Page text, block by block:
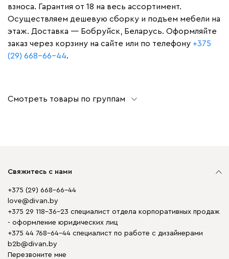
взноса. Гарантия от 18 на весь ассортимент.
Осуществляем дешевую сборку и подъем мебели на
этаж. Доставка — Бобруйск, Беларусь. Оформляйте
заказ через корзину на сайте или по телефону +375
(29) 668-66-44.
Смотреть товары по группам
Свяжитесь с нами
+375 (29) 668-66-44
love@divan.by
+375 29 118-36-23 специалист отдела корпоративных продаж
- оформление юридических лиц
+375 44 768-64-44 специалист по работе с дизайнерами
b2b@divan.by
Перезвоните мне